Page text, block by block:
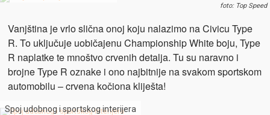
foto: Top Speed
Vanjština je vrlo slična onoj koju nalazimo na Civicu Type
R. To uključuje uobičajenu Championship White boju, Type
R naplatke te mnoštvo crvenih detalja. Tu su naravno i
brojne Type R oznake i ono najbitnije na svakom sportskom
automobilu – crvena kočiona kliješta!
Spoj udobnog i sportskog interijera